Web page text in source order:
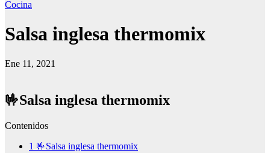
Cocina
Salsa inglesa thermomix
Ene 11, 2021
🤟Salsa inglesa thermomix
Contenidos
1 🤟Salsa inglesa thermomix